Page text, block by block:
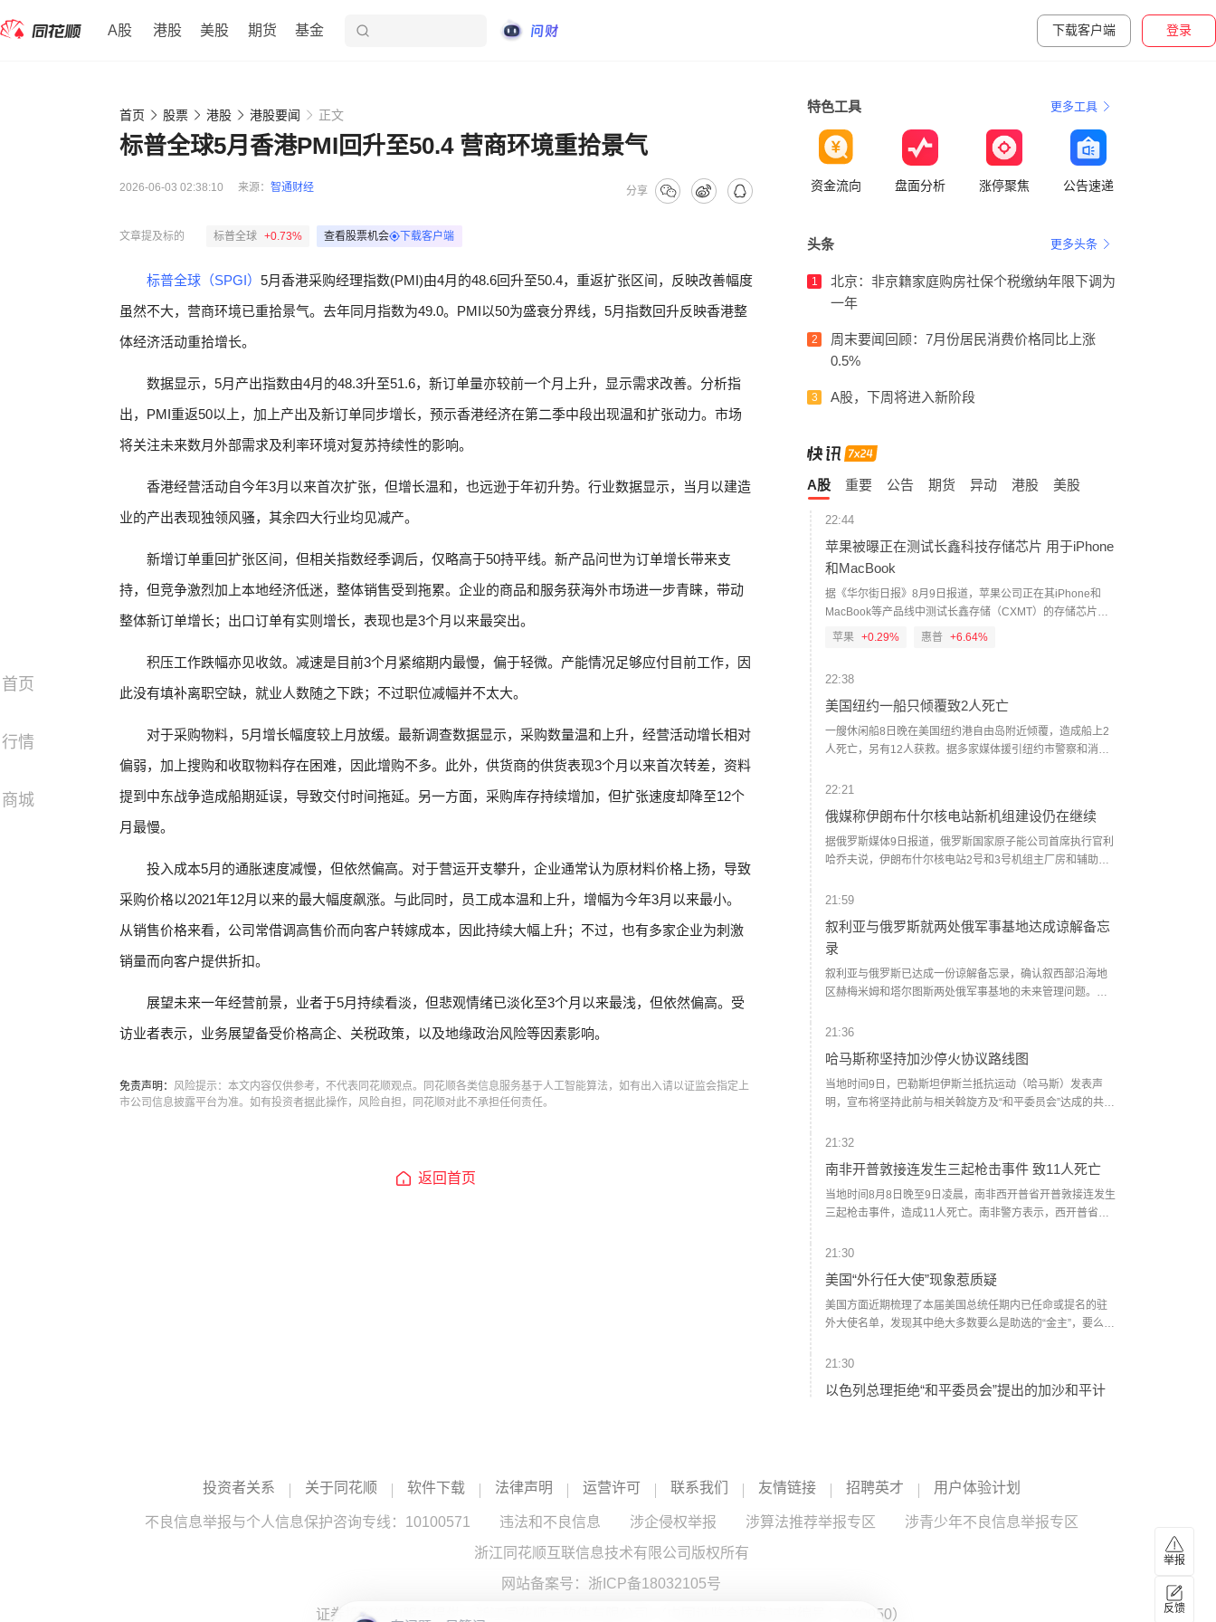
A股 港股 美股 期货 基金 下载客户端 登录
首页
行情
商城
首页 股票 港股 港股要闻 正文
标普全球5月香港PMI回升至50.4 营商环境重拾景气
2026-06-03 02:38:10 来源： 智通财经 分享
文章提及标的 标普全球 +0.73% 查看股票机会 下载客户端
标普全球（SPGI） 5月香港采购经理指数(PMI)由4月的48.6回升至50.4，重返扩张区间，反映改善幅度
虽然不大，营商环境已重拾景气。去年同月指数为49.0。PMI以50为盛衰分界线，5月指数回升反映香港整
体经济活动重拾增长。
数据显示，5月产出指数由4月的48.3升至51.6，新订单量亦较前一个月上升，显示需求改善。分析指
出，PMI重返50以上，加上产出及新订单同步增长，预示香港经济在第二季中段出现温和扩张动力。市场
将关注未来数月外部需求及利率环境对复苏持续性的影响。
香港经营活动自今年3月以来首次扩张，但增长温和，也远逊于年初升势。行业数据显示，当月以建造
业的产出表现独领风骚，其余四大行业均见减产。
新增订单重回扩张区间，但相关指数经季调后，仅略高于50持平线。新产品问世为订单增长带来支
持，但竞争激烈加上本地经济低迷，整体销售受到拖累。企业的商品和服务获海外巿场进一步青睐，带动
整体新订单增长；出口订单有实则增长，表现也是3个月以来最突出。
积压工作跌幅亦见收敛。减速是目前3个月紧缩期内最慢，偏于轻微。产能情况足够应付目前工作，因
此没有填补离职空缺，就业人数随之下跌；不过职位减幅并不太大。
对于采购物料，5月增长幅度较上月放缓。最新调查数据显示，采购数量温和上升，经营活动增长相对
偏弱，加上搜购和收取物料存在困难，因此增购不多。此外，供货商的供货表现3个月以来首次转差，资料
提到中东战争造成船期延误，导致交付时间拖延。另一方面，采购库存持续增加，但扩张速度却降至12个
月最慢。
投入成本5月的通胀速度减慢，但依然偏高。对于营运开支攀升，企业通常认为原材料价格上扬，导致
采购价格以2021年12月以来的最大幅度飙涨。与此同时，员工成本温和上升，增幅为今年3月以来最小。
从销售价格来看，公司常借调高售价而向客户转嫁成本，因此持续大幅上升；不过，也有多家企业为刺激
销量而向客户提供折扣。
展望未来一年经营前景，业者于5月持续看淡，但悲观情绪已淡化至3个月以来最浅，但依然偏高。受
访业者表示，业务展望备受价格高企、关税政策，以及地缘政治风险等因素影响。
免责声明： 风险提示：本文内容仅供参考，不代表同花顺观点。同花顺各类信息服务基于人工智能算法，如有出入请以证监会指定上
市公司信息披露平台为准。如有投资者据此操作，风险自担，同花顺对此不承担任何责任。
返回首页
特色工具 更多工具
资金流向 盘面分析 涨停聚焦 公告速递
头条 更多头条
1
北京：非京籍家庭购房社保个税缴纳年限下调为
一年
2
周末要闻回顾：7月份居民消费价格同比上涨
0.5%
3 A股，下周将进入新阶段
A股 重要 公告 期货 异动 港股 美股
22:44
苹果被曝正在测试长鑫科技存储芯片 用于iPhone
和MacBook
据《华尔街日报》8月9日报道，苹果公司正在其iPhone和
MacBook等产品线中测试长鑫存储（CXMT）的存储芯片，
以缓解因人工智能热潮引发的内存短缺问题。报道援引知情
用这些芯片。路透社此前报道称，长鑫存储正考虑在北京建
设第二座存储芯片工厂，以提高产能。此外，笔记本电脑制
的设备中使用长鑫存储的芯片，以缓解供应短缺。(财联社)
苹果 +0.29% 惠普 +6.64%
22:38
美国纽约一船只倾覆致2人死亡
一艘休闲船8日晚在美国纽约港自由岛附近倾覆，造成船上2
人死亡，另有12人获救。据多家媒体援引纽约市警察和消防
警方尚未确认两人是否为亲属关系。报道说，事发船只于8日
警方称事故原因正在调查中。（新华社）
22:21
俄媒称伊朗布什尔核电站新机组建设仍在继续
据俄罗斯媒体9日报道，俄罗斯国家原子能公司首席执行官利
哈乔夫说，伊朗布什尔核电站2号和3号机组主厂房和辅助厂
家原子能公司已着手将从伊朗撤离的专家派回布什尔核电
斯专家一共25人。第二批专家将在未来两周内派出，人数达
数十人。 利哈乔夫预计，如果一切顺利，今年秋季在布什尔
核电站工作的俄方专家人数有望达到100人。他同时强调，
“这一切的前提条件是美伊能够就停止军事对抗达成最终协
21:59
叙利亚与俄罗斯就两处俄军事基地达成谅解备忘
录
叙利亚与俄罗斯已达成一份谅解备忘录，确认叙西部沿海地
区赫梅米姆和塔尔图斯两处俄军事基地的未来管理问题。根
地区的军事基地。具有军事性质的设施将被改为联合培训和
主要包括赫梅米姆机场和塔尔图斯港码头。相关改造工作将
在3个月内完成。（新华社）
21:36
哈马斯称坚持加沙停火协议路线图
当地时间9日，巴勒斯坦伊斯兰抵抗运动（哈马斯）发表声
明，宣布将坚持此前与相关斡旋方及“和平委员会”达成的共
哈马斯重申将认真落实“十五点方案”中的各项共识，并主张为
中之重是确保加沙停火协议各阶段内容全面执行，从而实现
全面停火、结束冲突。此外，还应完成以军撤出、口岸开
放、人道援助物资运入、重建进程启动。（央视新闻）
21:32
南非开普敦接连发生三起枪击事件 致11人死亡
当地时间8月8日晚至9日凌晨，南非西开普省开普敦接连发生
三起枪击事件，造成11人死亡。南非警方表示，西开普省开
件，共造成11人死亡。其中，兰加一处住宅内5人遭枪击身
公布作案动机及嫌疑人情况。（央视新闻）
21:30
美国“外行任大使”现象惹质疑
美国方面近期梳理了本届美国总统任期内已任命或提名的驻
外大使名单，发现其中绝大多数要么是助选的“金主”，要么是
年来主要从职业外交官中挑选驻外大使的美国传统。据美国
统任内国会中期选举年份的驻外大使岗位情况。数据显示，
国会参议院批准。根据数据分析，本届政府已任命或提名的
自现任总统的支持者阵营。在民主党籍总统拜登任内，截至
任命权，该法条仅被当作“建议”。（央视新闻）
21:30
以色列总理拒绝“和平委员会”提出的加沙和平计
带。 据以色列多家媒体报道，内塔尼亚胡当天在每周例行内
划”。他说，哈马斯必须解除武装，“是所有武器，包括重型武
还说，他永远不会接受在加沙地带或约旦河西岸建立巴勒斯
21:30
无人机威胁增多 德国新建机构研究应对
投资者关系 关于同花顺 软件下载 法律声明 运营许可 联系我们 友情链接 招聘英才 用户体验计划
不良信息举报与个人信息保护咨询专线：10100571 违法和不良信息 涉企侵权举报 涉算法推荐举报专区
涉青少年不良信息举报专区
浙江同花顺互联信息技术有限公司版权所有
网站备案号： 浙ICP备18032105号
证券投资咨询服务提供：浙江同花顺云软件有限公司 （中国证监会核发证书编号：ZX0050）
举报
反馈